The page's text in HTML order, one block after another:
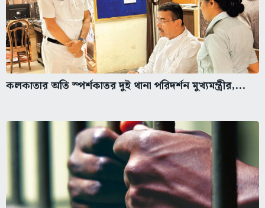
কলকাতার অতি স্পর্শকাতর দুই থানা পরিদর্শন মুখ্যমন্ত্রীর,...